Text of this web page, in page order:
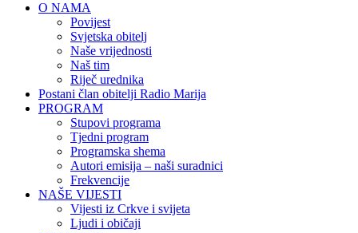
O NAMA
Povijest
Svjetska obitelj
Naše vrijednosti
Naš tim
Riječ urednika
Postani član obitelji Radio Marija
PROGRAM
Stupovi programa
Tjedni program
Programska shema
Autori emisija – naši suradnici
Frekvencije
NAŠE VIJESTI
Vijesti iz Crkve i svijeta
Ljudi i običaji